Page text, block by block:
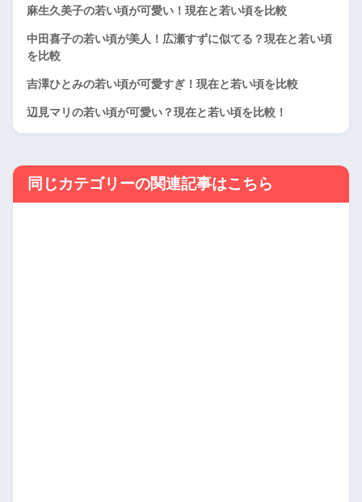
麻生久美子の若い頃が可愛い！現在と若い頃を比較
中田喜子の若い頃が美人！広瀬すずに似てる？現在と若い頃
を比較
吉澤ひとみの若い頃が可愛すぎ！現在と若い頃を比較
辺見マリの若い頃が可愛い？現在と若い頃を比較！
同じカテゴリーの関連記事はこちら